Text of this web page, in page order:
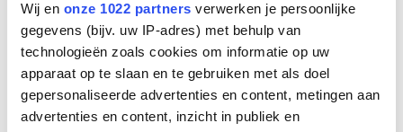
Wij en onze 1022 partners verwerken je persoonlijke
gegevens (bijv. uw IP-adres) met behulp van
technologieën zoals cookies om informatie op uw
apparaat op te slaan en te gebruiken met als doel
gepersonaliseerde advertenties en content, metingen aan
advertenties en content, inzicht in publiek en
Gigaset Belt clip gigaset E630H serie